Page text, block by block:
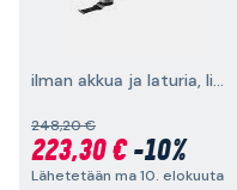
ilman akkua ja laturia, lisävarusteilla
248,20 €
223,30 €-10%
Lähetetään ma 10. elokuuta